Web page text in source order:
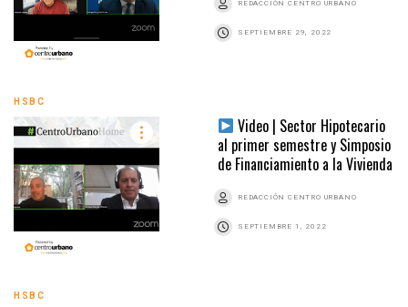
REDACCIÓN CENTRO URBANO
SEPTIEMBRE 29, 2022
HSBC
Video | Sector Hipotecario
al primer semestre y Simposio
de Financiamiento a la Vivienda
REDACCIÓN CENTRO URBANO
SEPTIEMBRE 1, 2022
HSBC